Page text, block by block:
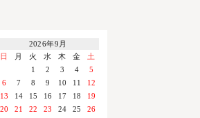
2026年9月
日
月 火 水 木 金
土
1
2 3 4
5
6
7 8 9 10 11
12
13
14 15 16 17 18
19
20
21 22 23 24 25 26